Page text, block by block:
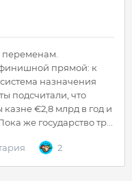
переменам.
прямой: к
назначения
подсчитали, что
€2,8 млрд в год и
же государство тр...
2